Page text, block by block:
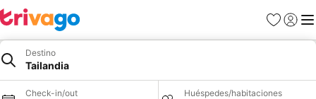
Favoritos
Iniciar
Destino
Tailandia
Check-in/out Huéspedes/habitaciones